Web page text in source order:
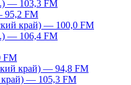
— 103,3 FM
95,2 FM
край) — 100,0 FM
— 106,4 FM
FM
край) — 94,8 FM
край) — 105,3 FM